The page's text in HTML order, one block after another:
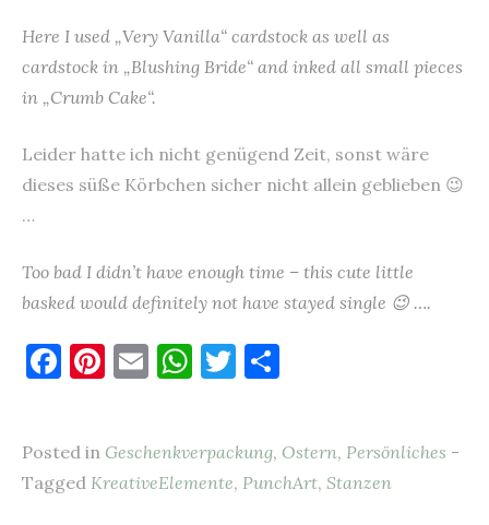
Here I used „Very Vanilla“ cardstock as well as
cardstock in „Blushing Bride“ and inked all small pieces
in „Crumb Cake“.
Leider hatte ich nicht genügend Zeit, sonst wäre
dieses süße Körbchen sicher nicht allein geblieben 😉
…
Too bad I didn’t have enough time – this cute little
basked would definitely not have stayed single 😉 ….
F
e
b
Pi
es
t
E
l
W
s
A
T
te
r
n
Posted in Geschenkverpackung, Ostern, Persönliches -
Tagged KreativeElemente, PunchArt, Stanzen